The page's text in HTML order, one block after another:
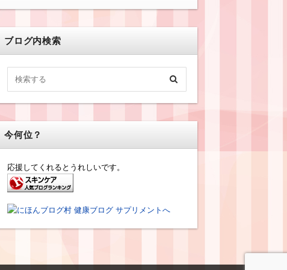
ブログ内検索
今何位？
応援してくれるとうれしいです。